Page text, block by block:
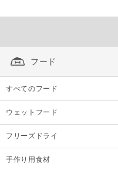
フード
すべてのフード
ウェットフード
フリーズドライ
手作り用食材